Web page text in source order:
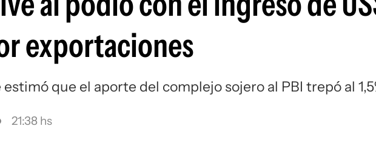
exportaciones
que el aporte del complejo sojero al PBI trepó al
21:38 hs